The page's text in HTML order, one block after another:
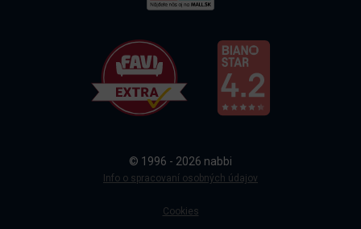
Doprava a platba
Sledovanie objednávky
© 1996 - 2026 nabbi
Info o spracovaní osobných údajov
Cookies